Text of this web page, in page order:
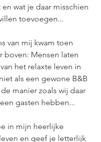
wat je daar misschien
toevoegen...
van mij kwam toen
boven: Mensen laten
het relaxte leven in
als een gewone B&B
manier zoals wij daar
gasten hebben...
in mijn heerlijke
en geef je letterlijk